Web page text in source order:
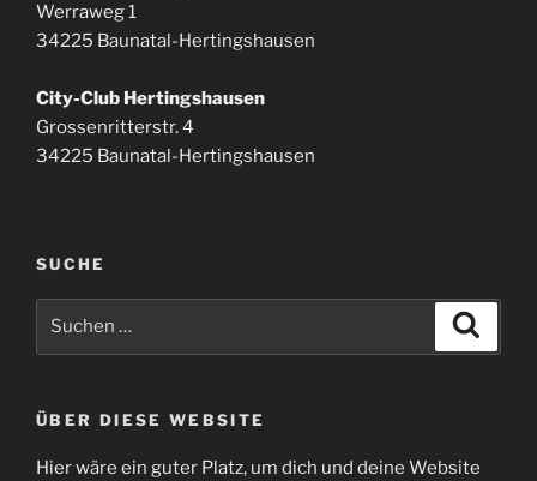
Werraweg 1
34225 Baunatal-Hertingshausen
City-Club Hertingshausen
Grossenritterstr. 4
34225 Baunatal-Hertingshausen
SUCHE
ÜBER DIESE WEBSITE
Hier wäre ein guter Platz, um dich und deine Website